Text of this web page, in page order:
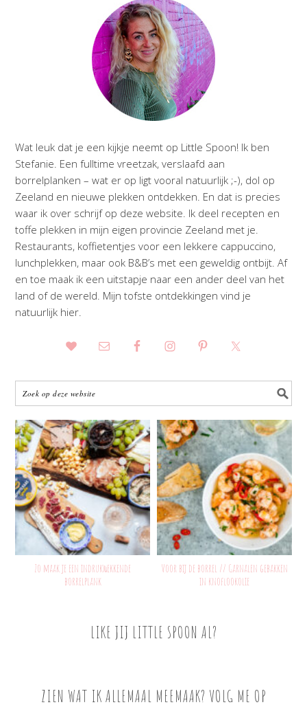
Wat leuk dat je een kijkje neemt op Little Spoon! Ik ben
Stefanie. Een fulltime vreetzak, verslaafd aan
borrelplanken – wat er op ligt vooral natuurlijk ;-), dol op
Zeeland en nieuwe plekken ontdekken. En dat is precies
waar ik over schrijf op deze website. Ik deel recepten en
toffe plekken in mijn eigen provincie Zeeland met je.
Restaurants, koffietentjes voor een lekkere cappuccino,
lunchplekken, maar ook B&B’s met een geweldig ontbijt. Af
en toe maak ik een uitstapje naar een ander deel van het
land of de wereld. Mijn tofste ontdekkingen vind je
natuurlijk hier.
Zo maak je een indrukwekkende
borrelplank
Voor bij de borrel // Garnalen gebakken
in knoflookolie
LIKE JIJ LITTLE SPOON AL?
ZIEN WAT IK ALLEMAAL MEEMAAK? VOLG ME OP